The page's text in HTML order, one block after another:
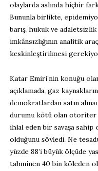
olaylarda aslında hiçbir
Bununla birlikte,
barış, hukuk ve adaletsizlik
imkânsızlığının analitik
keskinleştirilmesi
Katar Emiri’nin konuğu
açıklamada, gaz
demokratlardan satın
durumu kötü olan otoriter
ihlal eden bir savaşa
olduğunu söyledi. Ne
yüzde 88’i büyük ölçüde
tahminen 40 bin köleden